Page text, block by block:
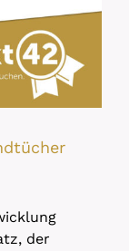
der